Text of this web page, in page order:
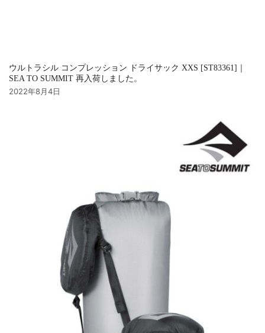
ウルトラシル コンプレッション ドライサック XXS [ST83361]｜
SEA TO SUMMIT 再入荷しました。
2022年8月4日